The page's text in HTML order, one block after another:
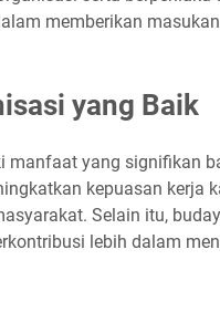
memberikan
yang Baik
yang signifikan
kepuasan kerja
Selain itu,
lebih dalam